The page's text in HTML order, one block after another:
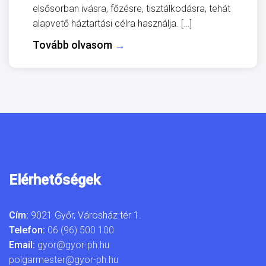
elsősorban ivásra, főzésre, tisztálkodásra, tehát
alapvető háztartási célra használja. […]
Tovább olvasom →
Elérhetőségek
Cím: 9021 Győr, Városház tér 1.
Telefon: 06 (96) 500 100
Email: gyor@gyor-ph.hu
polgarmester@gyor-ph.hu